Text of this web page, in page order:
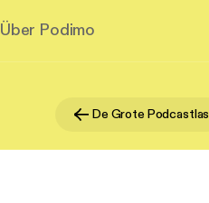
Über Podimo
De Grote Podcastlas